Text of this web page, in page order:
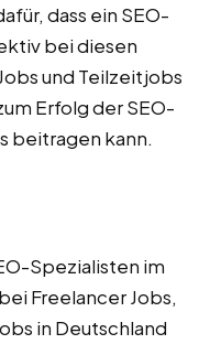
dass ein SEO-
bei diesen
und Teilzeitjobs
Erfolg der SEO-
beitragen kann.
Spezialisten im
Freelancer Jobs,
in Deutschland